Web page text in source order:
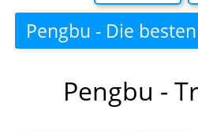
Pengbu - Die
Pengbu -